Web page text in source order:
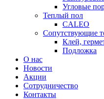
Угловые
Теплый пол
CALEO
Сопутствующие
Клей,
Подложка
О нас
Новости
Акции
Сотрудничество
Контакты